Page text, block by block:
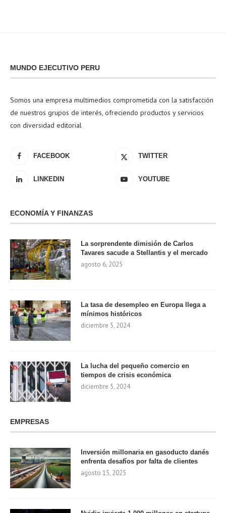
MUNDO EJECUTIVO PERU
Somos una empresa multimedios comprometida con la satisfacción
de nuestros grupos de interés, ofreciendo productos y servicios
con diversidad editorial
FACEBOOK TWITTER
LINKEDIN YOUTUBE
ECONOMÍA Y FINANZAS
La sorprendente dimisión de Carlos
Tavares sacude a Stellantis y el mercado
agosto 6, 2025
La tasa de desempleo en Europa llega a
mínimos históricos
diciembre 5, 2024
La lucha del pequeño comercio en
tiempos de crisis económica
diciembre 5, 2024
EMPRESAS
Inversión millonaria en gasoducto danés
enfrenta desafíos por falta de clientes
agosto 15, 2025